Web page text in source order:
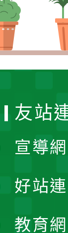
友站
宣導
好站
教育